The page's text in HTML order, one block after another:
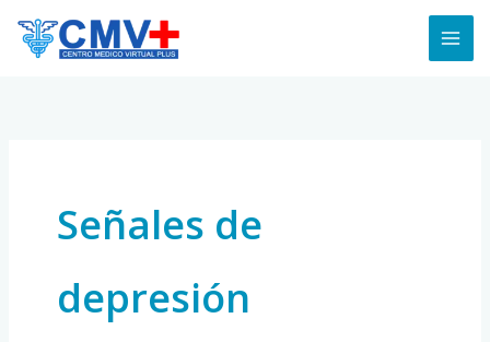
Señales de
depresión